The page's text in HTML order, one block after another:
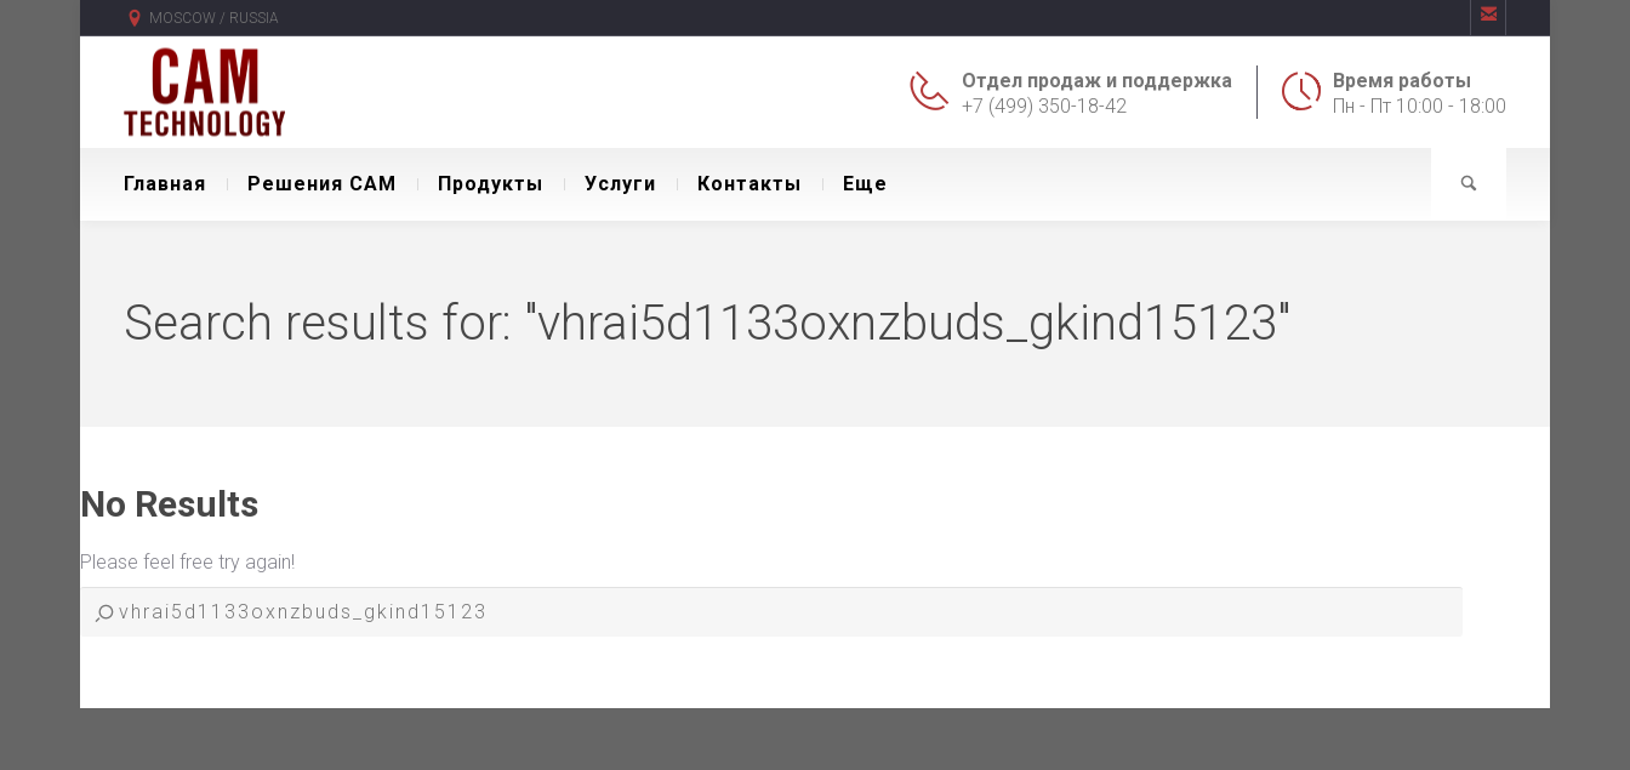
MOSCOW / RUSSIA 
Время работы
Пн - Пт 10:00 - 18:00
Отдел продаж и поддержка
+7 (499) 350-18-42
Главная Решения CAM Продукты Уcлуги Контакты Еще
Search results for: "vhrai5d1133oxnzbuds_gkind15123"
No Results
Please feel free try again!